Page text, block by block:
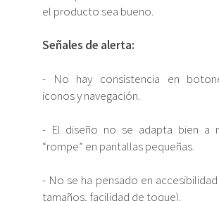
el producto sea bueno.
Señales de alerta:
- No hay consistencia en
iconos y navegación.
- El diseño no se adapta bien a
“rompe” en pantallas pequeñas.
- No se ha pensado en
tamaños, facilidad de toque).